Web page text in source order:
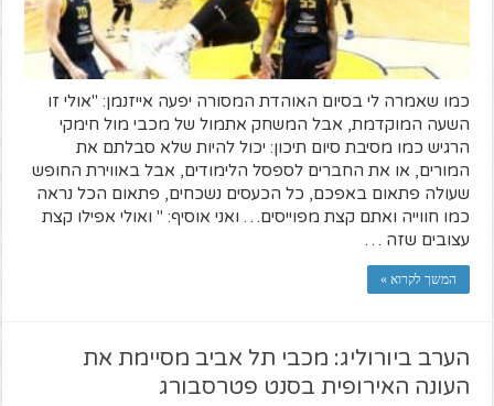
כמו שאמרה לי בסיום האוהדת המסורה יפעה אייזנמן: "אולי זו
השעה המוקדמת, אבל המשחק אתמול של מכבי מול חימקי
הרגיש כמו מסיבת סיום תיכון: יכול להיות שלא סבלתם את
המורים, או את החברים לספסל הלימודים, אבל באווירת החופש
שעולה פתאום באפכם, כל הכעסים נשכחים, פתאום הכל נראה
כמו חווייה ואתם קצת מפוייסים… ואני אוסיף: " ואולי אפילו קצת
עצובים שזה …
המשך לקרוא »
הערב ביורוליג: מכבי תל אביב מסיימת את
העונה האירופית בסנט פטרסבורג